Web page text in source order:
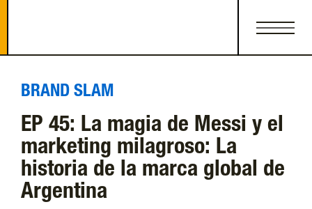
BRAND SLAM
EP 45: La magia de Messi y el
marketing milagroso: La
historia de la marca global de
Argentina